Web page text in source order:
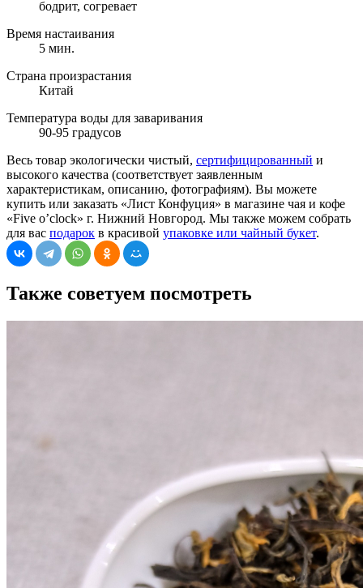
бодрит, согревает
Время настаивания
5 мин.
Страна произрастания
Китай
Температура воды для заваривания
90-95 градусов
Весь товар экологически чистый, сертифицированный и
высокого качества (соответствует заявленным
характеристикам, описанию, фотографиям). Вы можете
купить или заказать «Лист Конфуция» в магазине чая и кофе
«Five o’clock» г. Нижний Новгород. Мы также можем собрать
для вас подарок в красивой упаковке или чайный букет.
Также советуем посмотреть